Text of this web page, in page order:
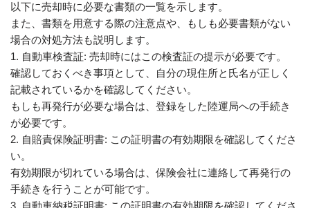
以下に売却時に必要な書類の一覧を示します。
また、書類を用意する際の注意点や、もしも必要書類がない
場合の対処方法も説明します。
1. 自動車検査証: 売却時にはこの検査証の提示が必要です。
確認しておくべき事項として、自分の現住所と氏名が正しく
記載されているかを確認してください。
もしも再発行が必要な場合は、登録をした陸運局への手続き
が必要です。
2. 自賠責保険証明書: この証明書の有効期限を確認してくださ
い。
有効期限が切れている場合は、保険会社に連絡して再発行の
手続きを行うことが可能です。
3. 自動車納税証明書: この証明書の有効期限を確認してくださ